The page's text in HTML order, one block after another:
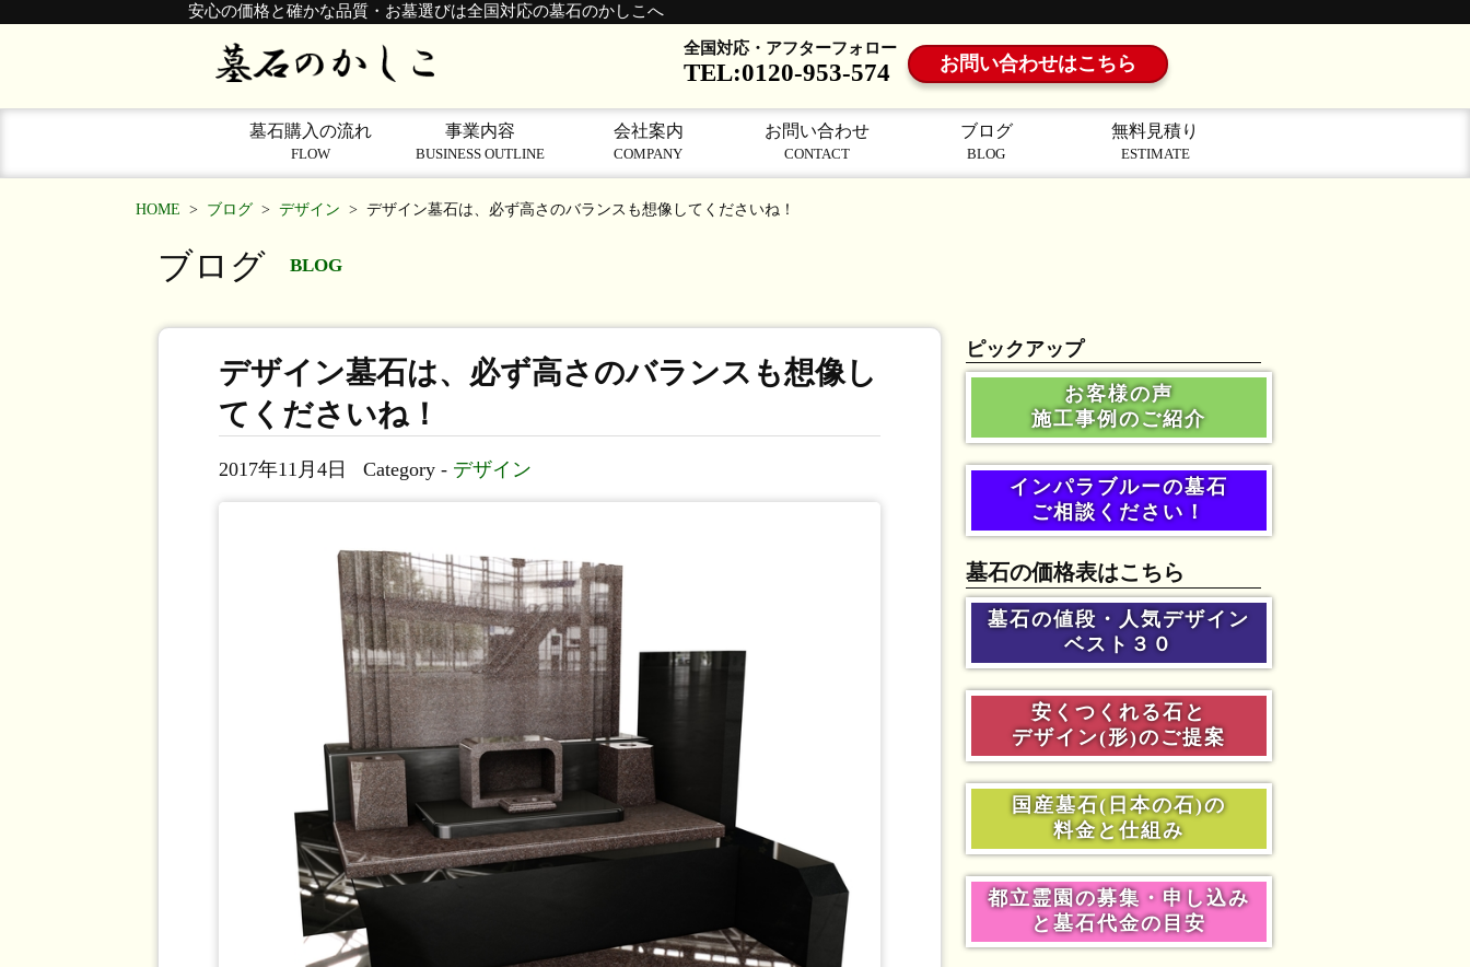
安心の価格と確かな品質・お墓選びは全国対応の墓石のかしこへ
全国対応・アフターフォロー
TEL:0120-953-574 お問い合わせはこちら
墓石購入の流れ
FLOW
事業内容
BUSINESS OUTLINE
会社案内
COMPANY
お問い合わせ
CONTACT
ブログ
BLOG
無料見積り
ESTIMATE
HOME > ブログ > デザイン > デザイン墓石は、必ず高さのバランスも想像してくださいね！
ブログ BLOG
デザイン墓石は、必ず高さのバランスも想像し
てくださいね！
2017年11月4日 Category - デザイン
ピックアップ
お客様の声
施工事例のご紹介
インパラブルーの墓石
ご相談ください！
墓石の価格表はこちら
墓石の値段・人気デザイン
ベスト３０
安くつくれる石と
デザイン(形)のご提案
国産墓石(日本の石)の
料金と仕組み
都立霊園の募集・申し込み
と墓石代金の目安